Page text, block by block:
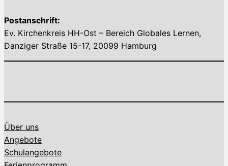
Postanschrift:
Ev. Kirchenkreis HH-Ost – Bereich Globales Lernen,
Danziger Straße 15-17, 20099 Hamburg
Über uns
Angebote
Schulangebote